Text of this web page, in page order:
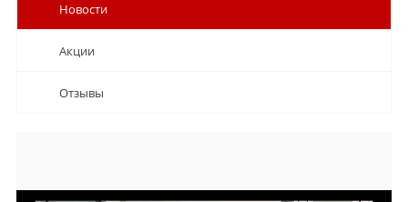
Новости
Акции
Отзывы